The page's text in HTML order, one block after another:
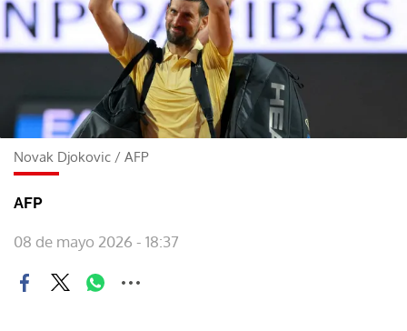
Novak Djokovic / AFP
AFP
08 de mayo 2026 - 18:37